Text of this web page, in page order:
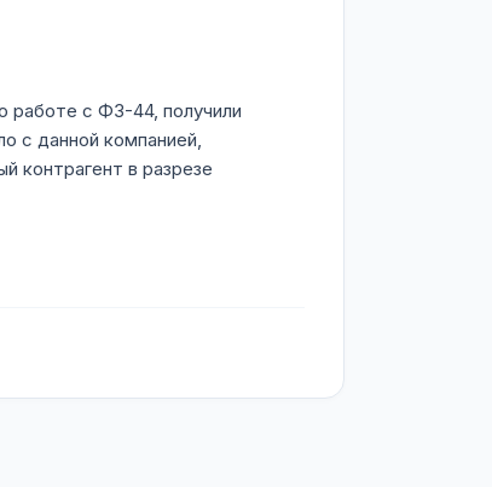
с ФЗ-44, получили
с данной компанией,
контрагент в разрезе